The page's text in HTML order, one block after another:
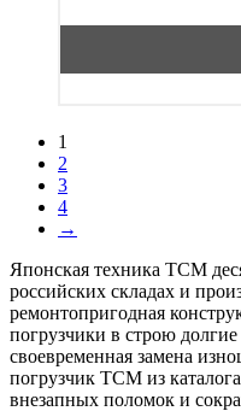
1
2
3
4
→
Японская техника TCM
российских складах и
ремонтопригодная
погрузчики в строю
своевременная замена
погрузчик ТСМ из
внезапных поломок и